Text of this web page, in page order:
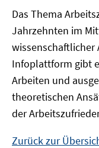
Das Thema
Jahrzehnten im
wissenschaftlicher
Infoplattform gibt
Arbeiten und
theoretischen
der
Zurück zur